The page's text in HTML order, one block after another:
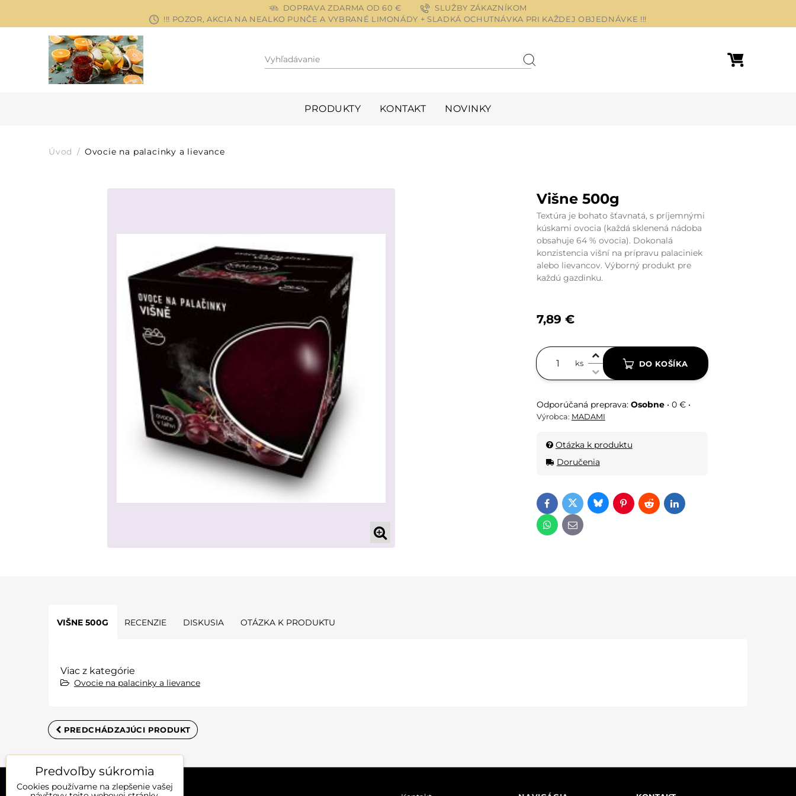
Vyhľadávanie
Nákupný košík
DOPRAVA ZDARMA OD 60 €
SLUŽBY ZÁKAZNÍKOM
!!! POZOR, AKCIA NA NEALKO PUNČE A VYBRANÉ LIMONÁDY + SLADKÁ OCHUTNÁVKA PRI KAŽDEJ OBJEDNÁVKE !!!
PRODUKTY KONTAKT NOVINKY
Úvod Ovocie na palacinky a lievance
Višne 500g
Textúra je bohato šťavnatá, s príjemnými
kúskami ovocia (každá sklenená nádoba
obsahuje 64 % ovocia). Dokonalá
konzistencia višní na prípravu palaciniek
alebo lievancov. Výborný produkt pre
každú gazdinku.
7,89 €
ks DO KOŠÍKA
Osobne• 0 € •
Výrobca: MADAMI
Otázka k produktu
Doručenia
FacebookTwitterBlueskyPinterestRedditLinkedIn
WhatsApp
E-mail
VIŠNE 500G RECENZIE DISKUSIA OTÁZKA K PRODUKTU
Viac z kategórie
Ovocie na palacinky a lievance
PREDCHÁDZAJÚCI PRODUKT
Predvoľby súkromia
Cookies používame na zlepšenie vašej